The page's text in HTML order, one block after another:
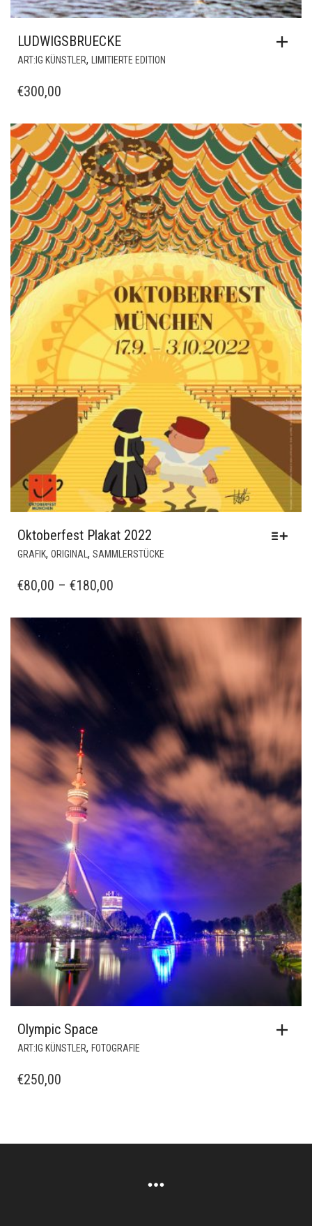
LUDWIGSBRUECKE
ART:IG KÜNSTLER, LIMITIERTE EDITION
€300,00
Oktoberfest Plakat 2022
GRAFIK, ORIGINAL , SAMMLERSTÜCKE
AUF.
DIE
OPTIONEN
KÖNNEN
AUF
DER
PRODUKTSEITE
GEWÄHLT
WERDEN
€80,00 – €180,00
BIS
€180,00
Olympic Space
ART:IG KÜNSTLER, FOTOGRAFIE
€250,00